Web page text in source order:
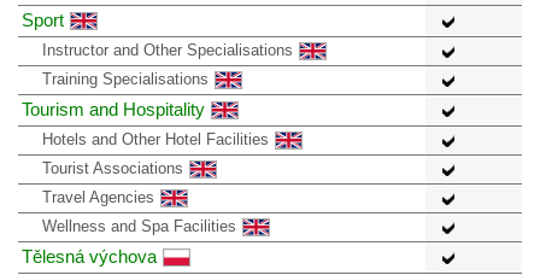
Sport
Instructor and Other Specialisations
Training Specialisations
Tourism and Hospitality
Hotels and Other Hotel Facilities
Tourist Associations
Travel Agencies
Wellness and Spa Facilities
Tělesná výchova